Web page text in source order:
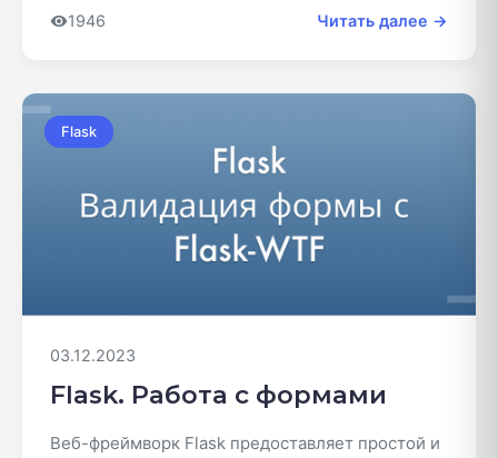
1946 Читать далее →
Flask
03.12.2023
Flask. Работа с формами
Веб-фреймворк Flask предоставляет простой и